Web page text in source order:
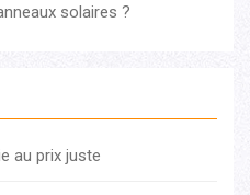
solaires ?
au prix juste